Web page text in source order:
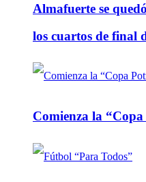
Almafuerte se
los cuartos de final
Comienza la